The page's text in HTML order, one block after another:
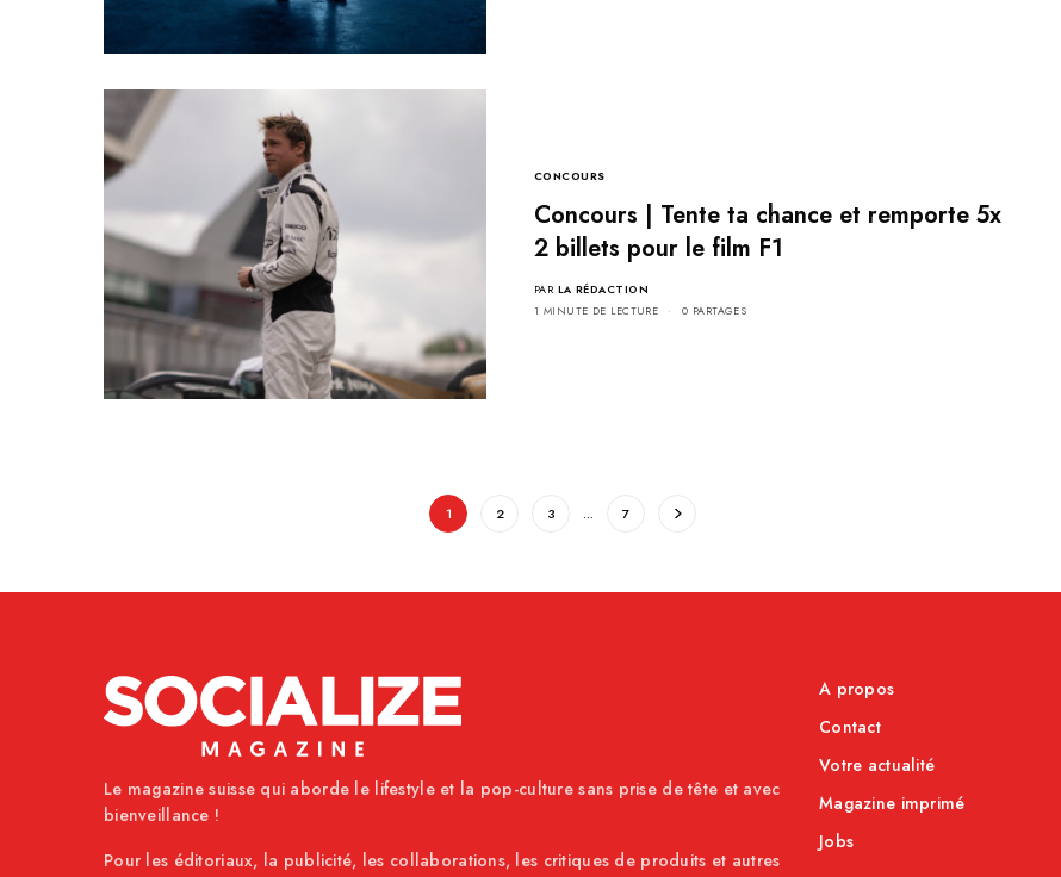
CONCOURS
Concours | Tente ta chance et remporte 5x
2 billets pour le film F1
PAR LA RÉDACTION
1 MINUTE DE LECTURE
0 PARTAGES
1 2 3 … 7
Le magazine suisse qui aborde le lifestyle et la pop-culture sans prise de tête et avec
bienveillance !
Pour les éditoriaux, la publicité, les collaborations, les critiques de produits et autres
A propos
Contact
Votre actualité
Magazine imprimé
Jobs